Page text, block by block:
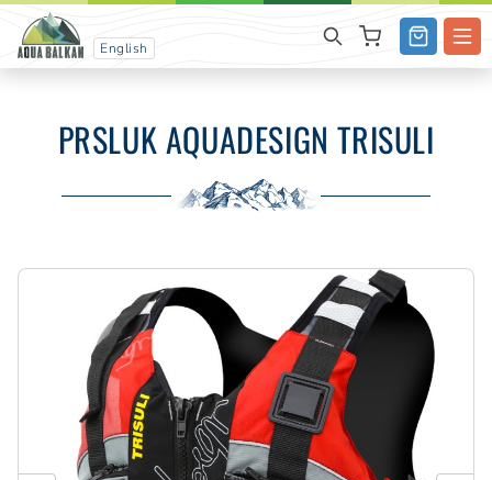
English
PRSLUK AQUADESIGN TRISULI